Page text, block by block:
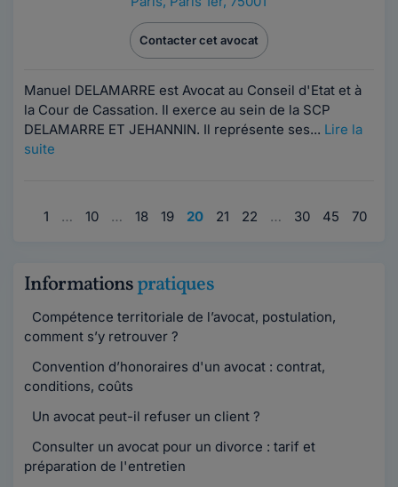
Contacter cet avocat
Manuel DELAMARRE est Avocat au Conseil d'Etat et à
la Cour de Cassation. Il exerce au sein de la SCP
DELAMARRE ET JEHANNIN. Il représente ses... Lire la
suite
1 … 10 … 18 19 20 21 22 … 30 45 70
Informationspratiques
Compétence territoriale de l’avocat, postulation,
comment s’y retrouver ?
Convention d’honoraires d'un avocat : contrat,
conditions, coûts
Un avocat peut-il refuser un client ?
Consulter un avocat pour un divorce : tarif et
préparation de l'entretien